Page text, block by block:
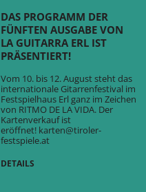
DAS PROGRAMM DER
FÜNFTEN AUSGABE VON
LA GUITARRA ERL IST
PRÄSENTIERT!
Vom 10. bis 12. August steht das
internationale Gitarrenfestival im
Festspielhaus Erl ganz im Zeichen
von RITMO DE LA VIDA. Der
Kartenverkauf ist
eröffnet! karten@tiroler-
festspiele.at
DETAILS